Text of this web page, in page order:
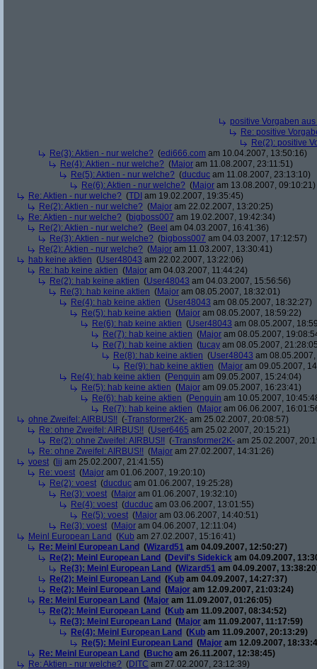
positive Vorgaben
Re: positive
Re(2): positive
Re(3): Aktien - nur welche? (edi666.com am 10.04.2007, 13:50:16)
Re(4): Aktien - nur welche? (Major am 11.08.2007, 23:11:51)
Re(5): Aktien - nur welche? (ducduc am 11.08.2007, 23:13:10)
Re(6): Aktien - nur welche? (Major am 13.08.2007, 09:10:21)
Re: Aktien - nur welche? (TDI am 19.02.2007, 19:35:45)
Re(2): Aktien - nur welche? (Major am 22.02.2007, 13:20:25)
Re: Aktien - nur welche? (bigboss007 am 19.02.2007, 19:42:34)
Re(2): Aktien - nur welche? (Beel am 04.03.2007, 16:41:36)
Re(3): Aktien - nur welche? (bigboss007 am 04.03.2007, 17:12:57)
Re(2): Aktien - nur welche? (Major am 11.03.2007, 13:30:41)
hab keine aktien (User48043 am 22.02.2007, 13:22:06)
Re: hab keine aktien (Major am 04.03.2007, 11:44:24)
Re(2): hab keine aktien (User48043 am 04.03.2007, 15:56:56)
Re(3): hab keine aktien (Major am 08.05.2007, 18:32:01)
Re(4): hab keine aktien (User48043 am 08.05.2007, 18:32:27)
Re(5): hab keine aktien (Major am 08.05.2007, 18:59:22)
Re(6): hab keine aktien (User48043 am 08.05.2007,
Re(7): hab keine aktien (Major am 08.05.2007,
Re(7): hab keine aktien (tucay am 08.05.2007,
Re(8): hab keine aktien (User48043 am
Re(9): hab keine aktien (Major am 09.05.2007,
Re(4): hab keine aktien (Penguin am 09.05.2007, 15:24:04)
Re(5): hab keine aktien (Major am 09.05.2007, 16:23:41)
Re(6): hab keine aktien (Penguin am 10.05.2007,
Re(7): hab keine aktien (Major am 06.06.2007,
ohne Zweifel: AIRBUS!! (-Transformer2K- am 25.02.2007, 20:08:57)
Re: ohne Zweifel: AIRBUS!! (User6465 am 25.02.2007, 20:15:21)
Re(2): ohne Zweifel: AIRBUS!! (-Transformer2K- am 25.02.2007,
Re: ohne Zweifel: AIRBUS!! (Major am 27.02.2007, 14:31:26)
voest ( lij am 25.02.2007, 21:41:55)
Re: voest (Major am 01.06.2007, 19:20:10)
Re(2): voest (ducduc am 01.06.2007, 19:25:28)
Re(3): voest (Major am 01.06.2007, 19:32:10)
Re(4): voest (ducduc am 03.06.2007, 13:01:55)
Re(5): voest (Major am 03.06.2007, 14:40:51)
Re(3): voest (Major am 04.06.2007, 12:11:04)
Meinl European Land (Kub am 27.02.2007, 15:16:41)
Re: Meinl European Land (Wizard51 am 04.09.2007, 12:50:27)
Re(2): Meinl European Land (Devil's Sidekick am 04.09.2007,
Re(3): Meinl European Land (Wizard51 am 04.09.2007,
Re(2): Meinl European Land (Kub am 04.09.2007, 14:27:37)
Re(2): Meinl European Land (Major am 12.09.2007, 21:03:24)
Re: Meinl European Land (Major am 11.09.2007, 01:26:05)
Re(2): Meinl European Land (Kub am 11.09.2007, 08:34:52)
Re(3): Meinl European Land (Major am 11.09.2007, 11:17:59)
Re(4): Meinl European Land (Kub am 11.09.2007, 20:13:29)
Re(5): Meinl European Land (Major am 12.09.2007,
Re: Meinl European Land (Bucho am 26.11.2007, 12:38:45)
Re: Aktien - nur welche? (DITC am 27.02.2007, 23:12:39)